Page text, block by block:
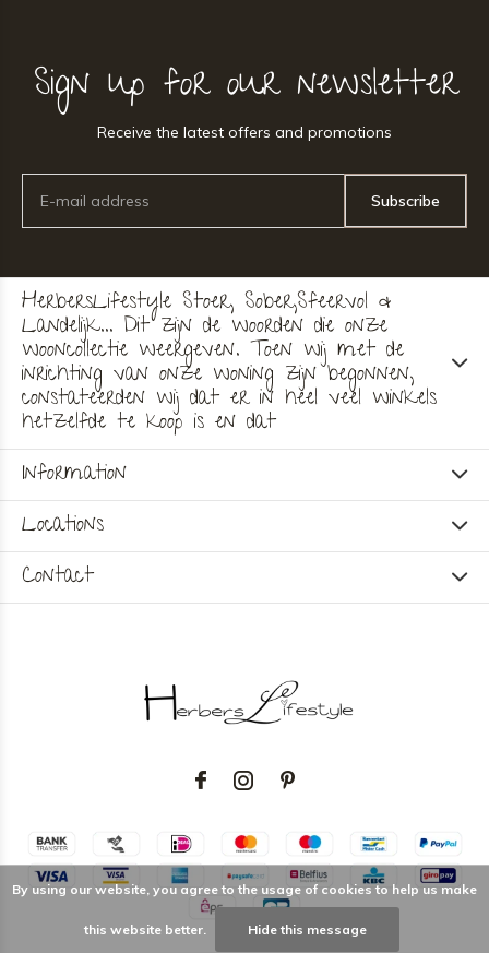
Sign up for our newsletter
Receive the latest offers and promotions
Subscribe
HerbersLifestyle Stoer, Sober,Sfeervol &
Landelijk... Dit zijn de woorden die onze
wooncollectie weergeven. Toen wij met de
inrichting van onze woning zijn begonnen,
constateerden wij dat er in heel veel winkels
hetzelfde te koop is en dat
Information
Locations
Contact
By using our website, you agree to the usage of cookies to help us make
this website better. Hide this message